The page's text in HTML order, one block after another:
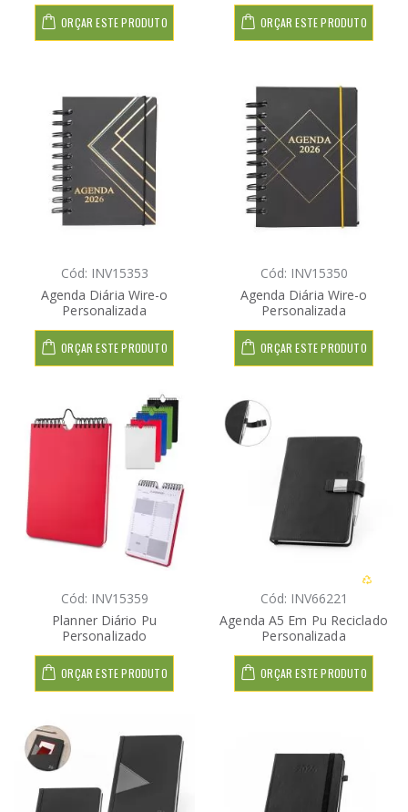
ORÇAR ESTE PRODUTO ORÇAR ESTE PRODUTO
Cód: INV15353
Agenda Diária Wire-o
Personalizada
ORÇAR ESTE PRODUTO
Cód: INV15350
Agenda Diária Wire-o
Personalizada
ORÇAR ESTE PRODUTO
Cód: INV15359
Planner Diário Pu
Personalizado
ORÇAR ESTE PRODUTO
Cód: INV66221
Agenda A5 Em Pu Reciclado
Personalizada
ORÇAR ESTE PRODUTO